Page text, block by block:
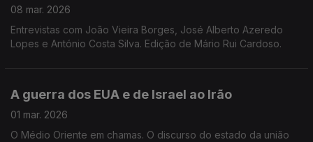
08 mar. 2026
Entrevistas com João Vieira Borges, José Alberto Azeredo
Lopes e António Costa Silva. Edição de Mário Rui Cardoso.
A guerra dos EUA e de Israel ao Irão
01 mar. 2026
O Médio Oriente em chamas. O discurso do estado da união